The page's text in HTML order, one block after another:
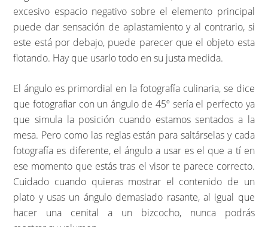
excesivo espacio negativo sobre el elemento principal
puede dar sensación de aplastamiento y al contrario, si
este está por debajo, puede parecer que el objeto esta
flotando. Hay que usarlo todo en su justa medida.
El ángulo es primordial en la fotografía culinaria, se dice
que fotografiar con un ángulo de 45º sería el perfecto ya
que simula la posición cuando estamos sentados a la
mesa. Pero como las reglas están para saltárselas y cada
fotografía es diferente, el ángulo a usar es el que a tí en
ese momento que estás tras el visor te parece correcto.
Cuidado cuando quieras mostrar el contenido de un
plato y usas un ángulo demasiado rasante, al igual que
hacer una cenital a un bizcocho, nunca podrás